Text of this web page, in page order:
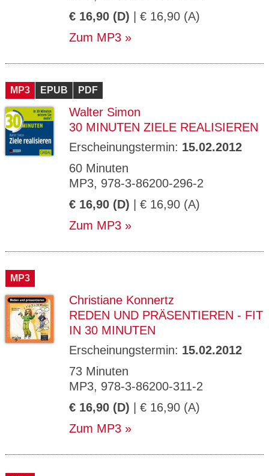
€ 16,90 (D) | € 16,90 (A)
Zum MP3
MP3 EPUB PDF
Walter Simon
30 MINUTEN ZIELE REALISIEREN
Erscheinungstermin: 15.02.2012
60 Minuten
MP3, 978-3-86200-296-2
€ 16,90 (D) | € 16,90 (A)
Zum MP3
MP3
Christiane Konnertz
REDEN UND PRÄSENTIEREN - FIT
IN 30 MINUTEN
Erscheinungstermin: 15.02.2012
73 Minuten
MP3, 978-3-86200-311-2
€ 16,90 (D) | € 16,90 (A)
Zum MP3